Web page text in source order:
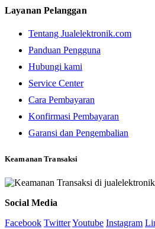
Layanan Pelanggan
Tentang Jualelektronik.com
Panduan Pengguna
Hubungi kami
Service Center
Cara Pembayaran
Konfirmasi Pembayaran
Garansi dan Pengembalian
Keamanan Transaksi
Social Media
Facebook TwitterYoutube Instagram